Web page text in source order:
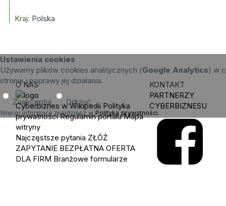
Kraj: Polska
Ustawienia cookies
Używamy plików cookies analitycznych (Google Analytics) w
stronie i poprawy jej działania.
Zaakceptuj Odrzuć
Więcej informacji znajdziesz w Polityka prywatności.
O NAS
Cyberbiznes w Wikipedii Polityka
prywatności Regulamin portalu Mapa
witryny
Najczęstsze pytania ZŁÓŻ
ZAPYTANIE BEZPŁATNA OFERTA
DLA FIRM Branżowe formularze
KONTAKT
PARTNERZY
CYBERBIZNESU